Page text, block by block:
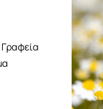
Γραφεία